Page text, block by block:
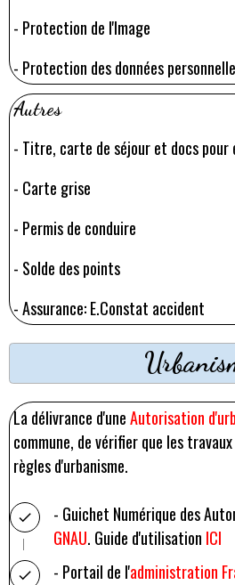
- Protection de l'Image
- Protection des données
Autres
- Titre, carte de séjour et docs pour
- Carte grise
- Permis de conduire
- Solde des points
- Assurance: E.Constat accident
La délivrance d'uneAutorisation
commune, de vérifier que les
règles d'urbanisme.
- Guichet Numérique des
GNAU. Guide d'utilisation ICI
- Portail de l'administration